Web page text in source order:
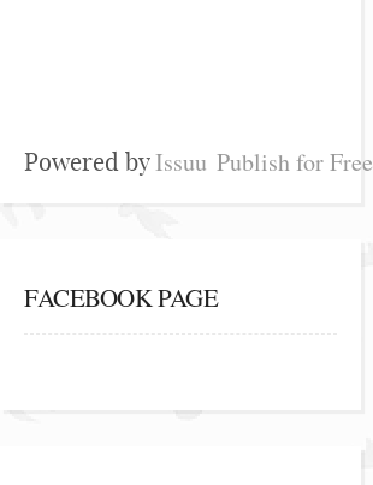
Powered byIssuu Publish for Free
FACEBOOK PAGE